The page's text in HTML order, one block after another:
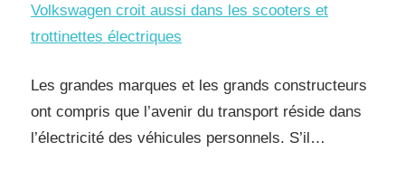
Volkswagen croit aussi dans les scooters et
trottinettes électriques
Les grandes marques et les grands constructeurs
ont compris que l’avenir du transport réside dans
l’électricité des véhicules personnels. S’il…